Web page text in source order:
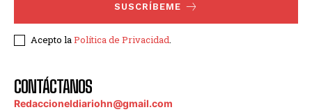
SUSCRÍBEME
Acepto laPolítica de Privacidad.
CONTÁCTANOS
Redaccioneldiariohn@gmail.com